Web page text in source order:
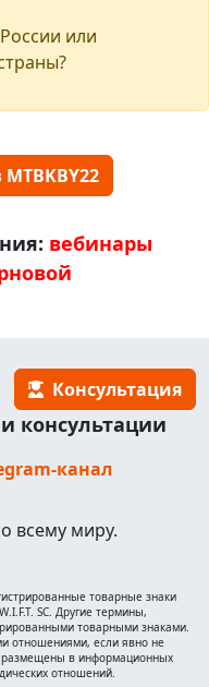
или
вебинары
Консультация
консультации
канал
всему миру.
товарные знаки
SC. Другие термины,
товарными знаками.
отношениями, если явно не
размещены в информационных
отношений.